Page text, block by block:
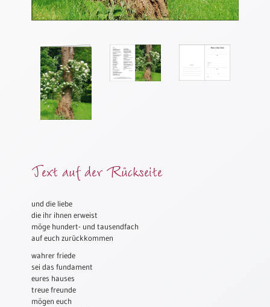
Stille
Gedichte
Psalmen
Geburt
Taufe
Schulanfang
Kindergeburtstag
Konfirmation
Text auf der Rückseite
und die liebe
die ihr ihnen erweist
möge hundert- und tausendfach
auf euch zurückkommen
wahrer friede
sei das fundament
eures hauses
treue freunde
mögen euch